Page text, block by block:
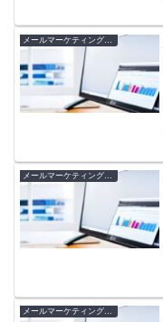
メールマーケティングとLTV向上